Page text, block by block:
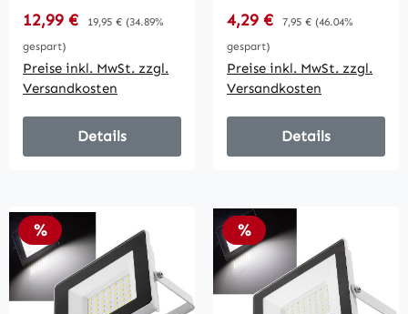
neutralweiß
Verkaufspreis:
12,99 € Regulärer Preis:
19,95 € (34.89%
gespart)
Preise inkl. MwSt. zzgl.
Versandkosten
Details
neutralweiß
Verkaufspreis:
4,29 € Regulärer Preis:
7,95 € (46.04%
gespart)
Preise inkl. MwSt. zzgl.
Versandkosten
Details
Rabatt
% Rabatt
%